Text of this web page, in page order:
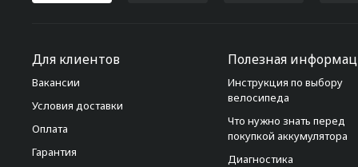
Для клиентов
Вакансии
Условия доставки
Оплата
Гарантия
Полезная
Инструкция по выбору
велосипеда
Что нужно знать перед
покупкой аккумулятора
Диагностика